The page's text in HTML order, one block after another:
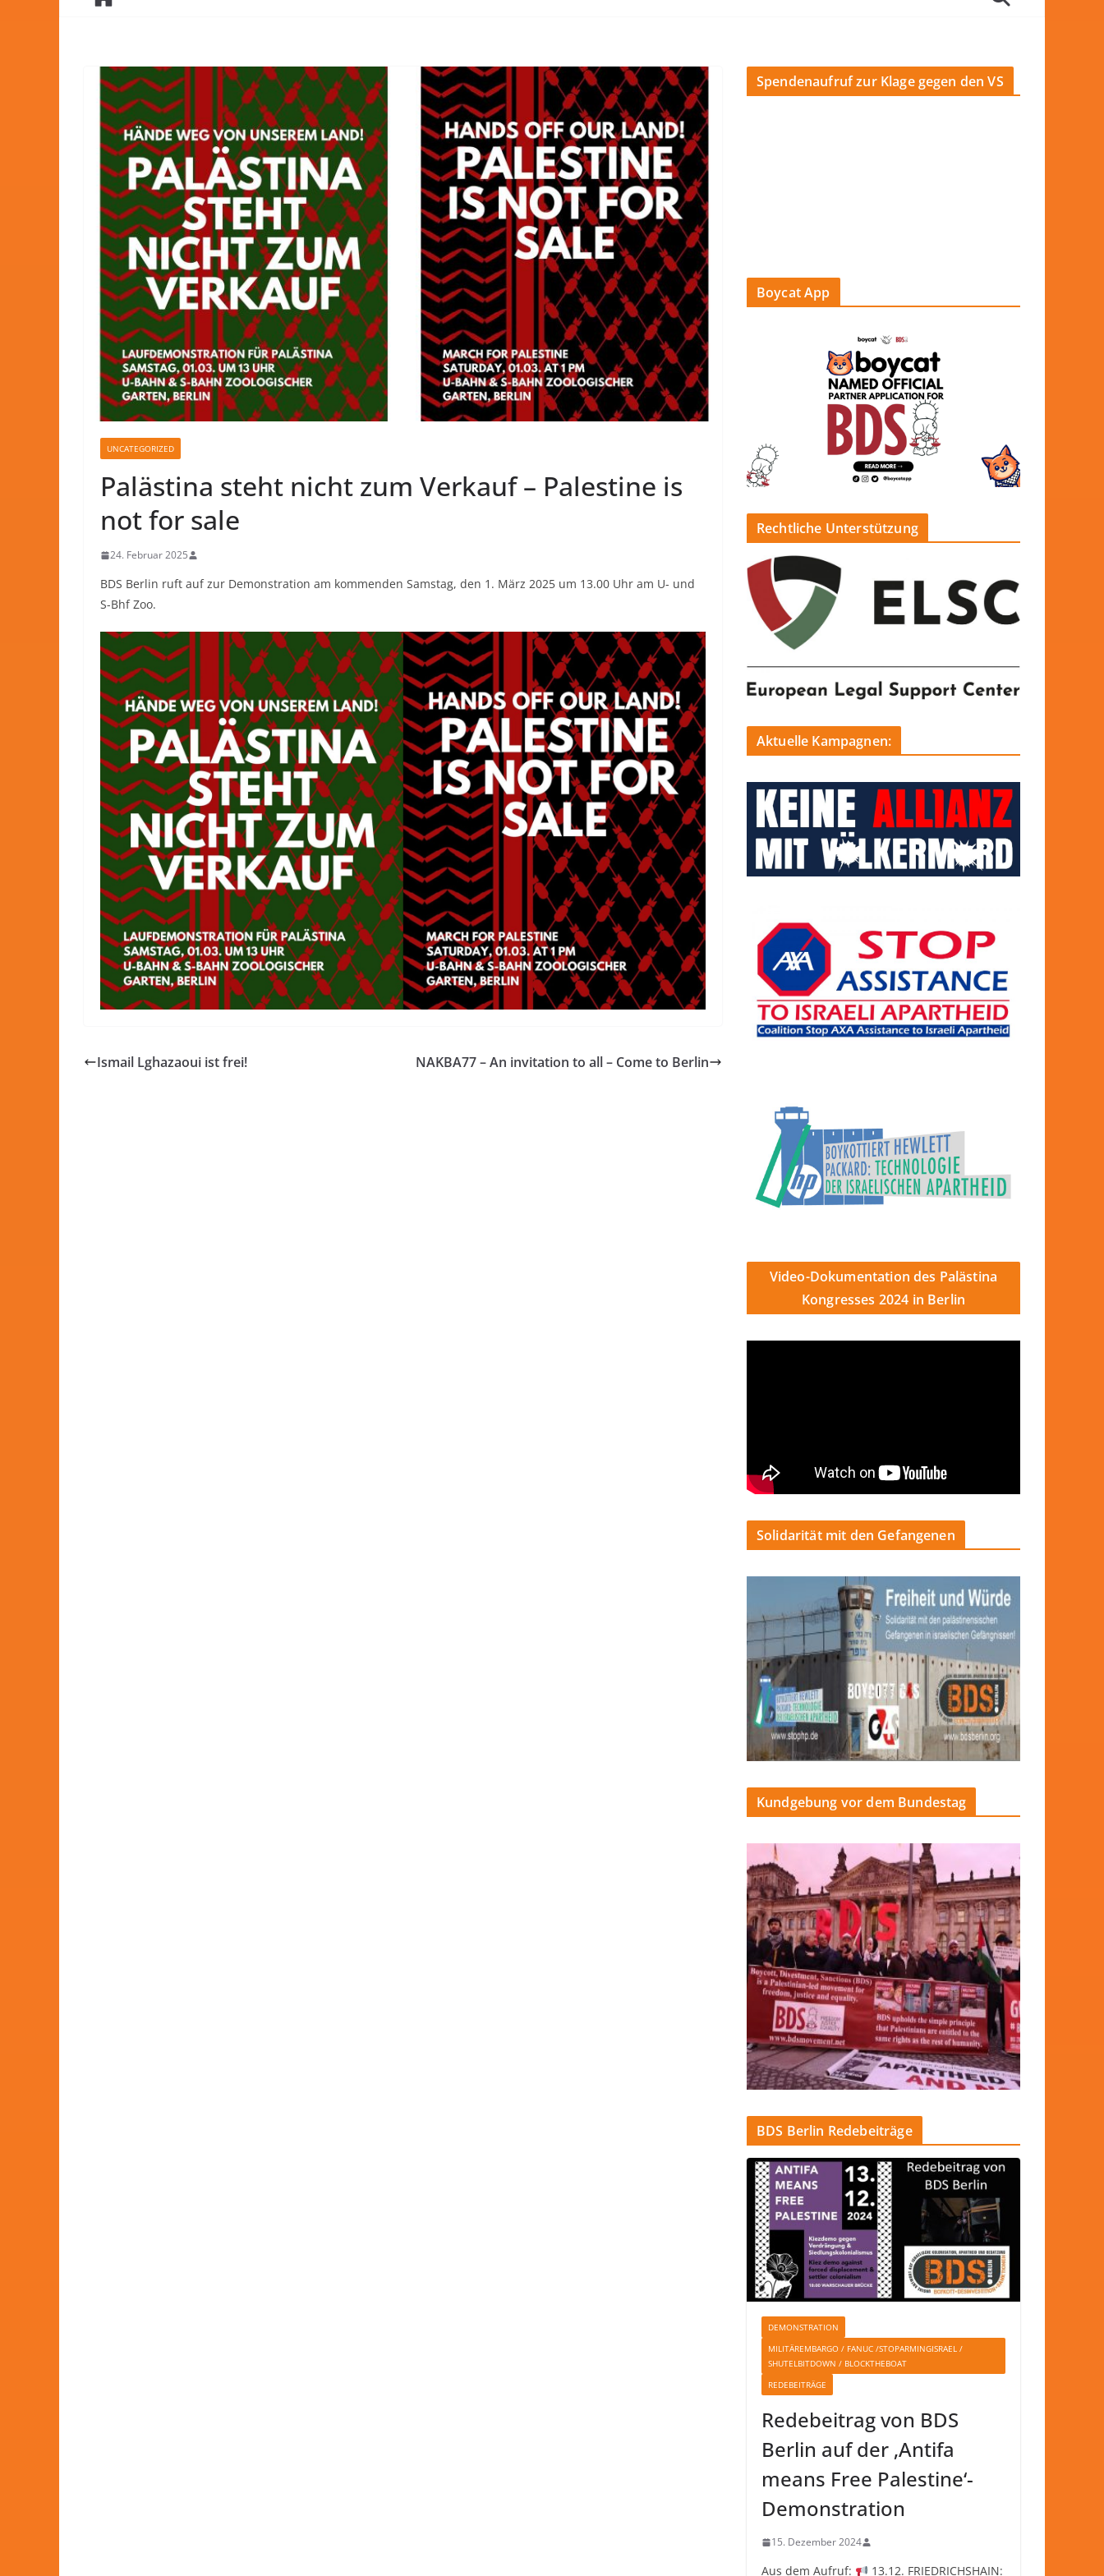
UNCATEGORIZED
Palästina steht nicht zum Verkauf – Palestine is
not for sale
24. Februar 2025
BDS Berlin ruft auf zur Demonstration am kommenden Samstag, den 1. März 2025 um 13.00 Uhr am U- und
S-Bhf Zoo.
Ismail Lghazaoui ist frei! NAKBA77 – An invitation to all – Come to Berlin
Spendenaufruf zur Klage gegen den VS
Boycat App
Rechtliche Unterstützung
Aktuelle Kampagnen:
Video-Dokumentation des Palästina
Kongresses 2024 in Berlin
Solidarität mit den Gefangenen
Kundgebung vor dem Bundestag
BDS Berlin Redebeiträge
DEMONSTRATION
MILITÄREMBARGO / FANUC /STOPARMINGISRAEL /
SHUTELBITDOWN / BLOCKTHEBOAT
REDEBEITRÄGE
Redebeitrag von BDS
Berlin auf der ‚Antifa
means Free Palestine‘-
Demonstration
15. Dezember 2024
Aus dem Aufruf: 13.12. FRIEDRICHSHAIN: